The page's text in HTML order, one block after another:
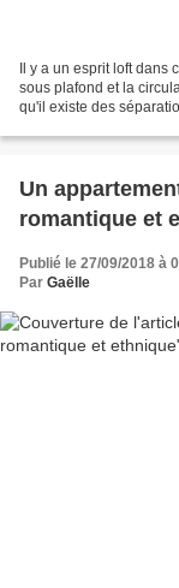
Il y a un esprit loft
sous plafond et la
qu'il existe des
Un
romantique et
Publié le 27/09/2018 à
Par Gaëlle